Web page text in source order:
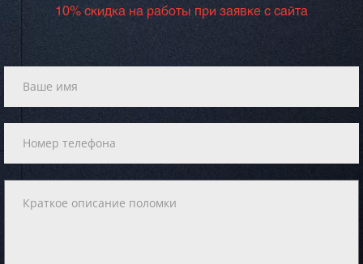
10% скидка на работы при заявке с сайта